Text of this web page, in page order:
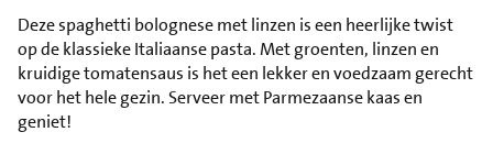
Deze spaghetti bolognese met linzen is een heerlijke twist
op de klassieke Italiaanse pasta. Met groenten, linzen en
kruidige tomatensaus is het een lekker en voedzaam gerecht
voor het hele gezin. Serveer met Parmezaanse kaas en
geniet!